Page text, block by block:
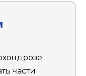
части